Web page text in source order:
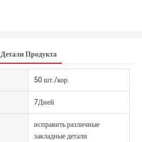
Детали Продукта
50 шт./кор.
7Дней
исправить различные
закладные детали